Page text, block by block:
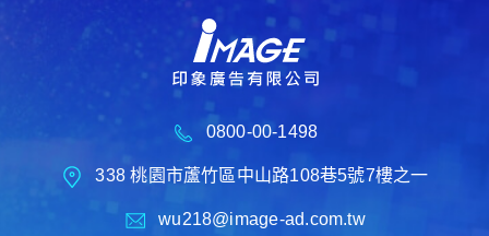
0800-00-1498
338 桃園市蘆竹區中山路108巷5號7樓之一
wu218@image-ad.com.tw